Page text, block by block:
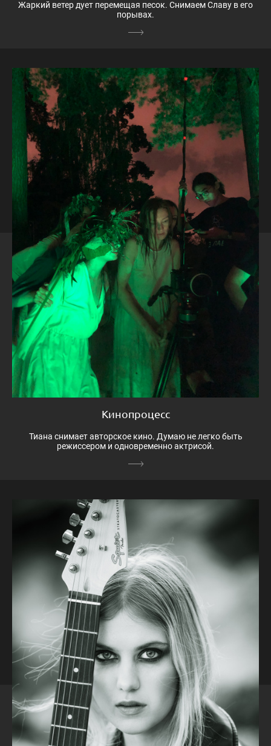
Жаркий ветер дует перемещая песок. Снимаем Славу в его
порывах.
Кинопроцесс
Тиана снимает авторское кино. Думаю не легко быть
режиссером и одновременно актрисой.